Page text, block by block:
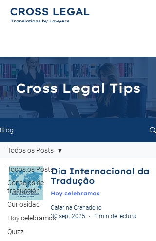
Translations by Lawyers
CROSS LEGAL
Cross Legal Tips
Blog
Todos os Posts
Consejos de
traducción
Curiosidad
Hoy celebramos
Quizz
Todos os Posts
Dia Internacional da
Tradução
Hoy celebramos
Catarina Granadeiro
30 sept 2025
1 min de lectura